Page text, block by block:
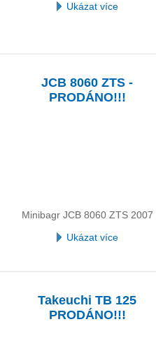
Ukázat více
JCB 8060 ZTS -
PRODÁNO!!!
Minibagr JCB 8060 ZTS 2007
Ukázat více
Takeuchi TB 125
PRODÁNO!!!